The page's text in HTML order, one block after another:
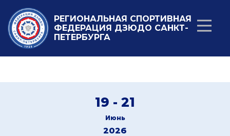
РЕГИОНАЛЬНАЯ СПОРТИВНАЯ
ФЕДЕРАЦИЯ ДЗЮДО САНКТ-
ПЕТЕРБУРГА
19 - 21
Июнь
2026